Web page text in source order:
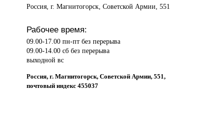
Россия, г. Магнитогорск, Советской Армии, 551
Рабочее время:
09.00-17.00 пн-пт без перерыва
09.00-14.00 сб без перерыва
выходной вс
Россия, г. Магнитогорск, Советской Армии, 551,
почтовый индекс 455037